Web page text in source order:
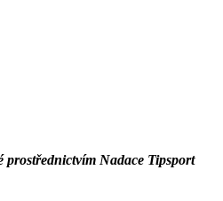
prostřednictvím Nadace Tipsport